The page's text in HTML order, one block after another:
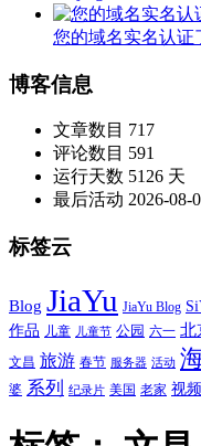
您的域名实名认证
博客信息
文章数目 717
评论数目 591
运行天数 5126 天
最后活动 2026-08-
标签云
Blog JiaYu JiaYu Blog
作品 儿童 儿童节 公园 六一 北
文昌 旅游 春节 服务器 活动
婆 系列 纪录片 美国 老家 视频